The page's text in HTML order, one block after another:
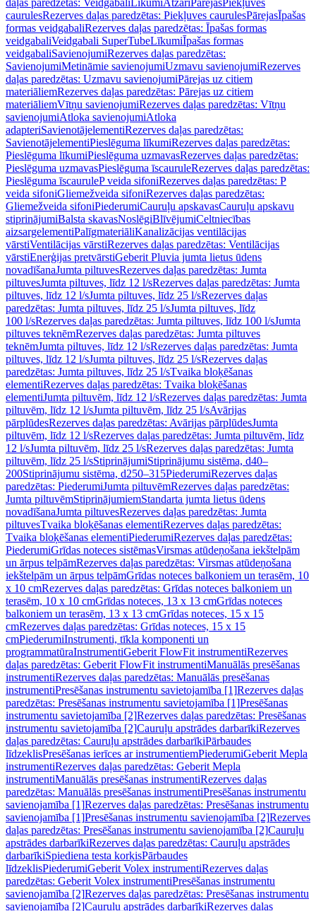
daļas paredzētas: Veidgabali LīkumiAtzari PārejasPiekļuves
caurulesRezerves daļas paredzētas: Piekļuves caurulesPārejasĪpašas
formas veidgabaliRezerves daļas paredzētas: Īpašas formas
veidgabaliVeidgabali SuperTubeLīkumiĪpašas formas
veidgabaliSavienojumiRezerves daļas paredzētas:
SavienojumiMetināmie savienojumiUzmavu savienojumiRezerves
daļas paredzētas: Uzmavu savienojumiPārejas uz citiem
materiāliemRezerves daļas paredzētas: Pārejas uz citiem
materiāliemVītņu savienojumiRezerves daļas paredzētas: Vītņu
savienojumiAtloka savienojumiAtloka
adapteriSavienotājelementiRezerves daļas paredzētas:
SavienotājelementiPieslēguma līkumiRezerves daļas paredzētas:
Pieslēguma līkumiPieslēguma uzmavasRezerves daļas paredzētas:
Pieslēguma uzmavasPieslēguma īscauruleRezerves daļas paredzētas:
Pieslēguma īscauruleP veida sifoniRezerves daļas paredzētas: P
veida sifoniGliemežveida sifoniRezerves daļas paredzētas:
Gliemežveida sifoniPiederumiCauruļu apskavasCauruļu apskavu
stiprinājumiBalsta skavasNoslēgiBlīvējumiCeltniecības
aizsargelementiPalīgmateriāliKanalizācijas ventilācijas
vārstiVentilācijas vārstiRezerves daļas paredzētas: Ventilācijas
vārstiEnerģijas pretvārstiGeberit Pluvia jumta lietus ūdens
novadīšanaJumta piltuvesRezerves daļas paredzētas: Jumta
piltuvesJumta piltuves, līdz 12 l/sRezerves daļas paredzētas: Jumta
piltuves, līdz 12 l/sJumta piltuves, līdz 25 l/sRezerves daļas
paredzētas: Jumta piltuves, līdz 25 l/sJumta piltuves, līdz
100 l/sRezerves daļas paredzētas: Jumta piltuves, līdz 100 l/sJumta
piltuves teknēmRezerves daļas paredzētas: Jumta piltuves
teknēmJumta piltuves, līdz 12 l/sRezerves daļas paredzētas: Jumta
piltuves, līdz 12 l/sJumta piltuves, līdz 25 l/sRezerves daļas
paredzētas: Jumta piltuves, līdz 25 l/sTvaika bloķēšanas
elementiRezerves daļas paredzētas: Tvaika bloķēšanas
elementiJumta piltuvēm, līdz 12 l/sRezerves daļas paredzētas: Jumta
piltuvēm, līdz 12 l/sJumta piltuvēm, līdz 25 l/sAvārijas
pārplūdesRezerves daļas paredzētas: Avārijas pārplūdesJumta
piltuvēm, līdz 12 l/sRezerves daļas paredzētas: Jumta piltuvēm, līdz
12 l/sJumta piltuvēm, līdz 25 l/sRezerves daļas paredzētas: Jumta
piltuvēm, līdz 25 l/sStiprinājumiStiprinājumu sistēma, d40–
200Stiprinājumu sistēma, d250–315PiederumiRezerves daļas
paredzētas: PiederumiJumta piltuvēmRezerves daļas paredzētas:
Jumta piltuvēmStiprinājumiemStandarta jumta lietus ūdens
novadīšanaJumta piltuvesRezerves daļas paredzētas: Jumta
piltuvesTvaika bloķēšanas elementiRezerves daļas paredzētas:
Tvaika bloķēšanas elementiPiederumiRezerves daļas paredzētas:
PiederumiGrīdas noteces sistēmasVirsmas atūdeņošana iekštelpām
un ārpus telpāmRezerves daļas paredzētas: Virsmas atūdeņošana
iekštelpām un ārpus telpāmGrīdas noteces balkoniem un terasēm, 10
x 10 cmRezerves daļas paredzētas: Grīdas noteces balkoniem un
terasēm, 10 x 10 cmGrīdas noteces, 13 x 13 cmGrīdas noteces
balkoniem un terasēm, 13 x 13 cmGrīdas noteces, 15 x 15
cmRezerves daļas paredzētas: Grīdas noteces, 15 x 15
cmPiederumiInstrumenti, tīkla komponenti un
programmatūraInstrumentiGeberit FlowFit instrumentiRezerves
daļas paredzētas: Geberit FlowFit instrumentiManuālās presēšanas
instrumentiRezerves daļas paredzētas: Manuālās presēšanas
instrumentiPresēšanas instrumentu savietojamība [1]Rezerves daļas
paredzētas: Presēšanas instrumentu savietojamība [1]Presēšanas
instrumentu savietojamība [2]Rezerves daļas paredzētas: Presēšanas
instrumentu savietojamība [2]Cauruļu apstrādes darbarīkiRezerves
daļas paredzētas: Cauruļu apstrādes darbarīkiPārbaudes
līdzeklisPresēšanas ierīces ar instrumentiemPiederumiGeberit Mepla
instrumentiRezerves daļas paredzētas: Geberit Mepla
instrumentiManuālās presēšanas instrumentiRezerves daļas
paredzētas: Manuālās presēšanas instrumentiPresēšanas instrumentu
savienojamība [1]Rezerves daļas paredzētas: Presēšanas instrumentu
savienojamība [1]Presēšanas instrumentu savienojamība [2]Rezerves
daļas paredzētas: Presēšanas instrumentu savienojamība [2]Cauruļu
apstrādes darbarīkiRezerves daļas paredzētas: Cauruļu apstrādes
darbarīkiSpiediena testa korķisPārbaudes
līdzeklisPiederumiGeberit Volex instrumentiRezerves daļas
paredzētas: Geberit Volex instrumentiPresēšanas instrumentu
savienojamība [2]Rezerves daļas paredzētas: Presēšanas instrumentu
savienojamība [2]Cauruļu apstrādes darbarīkiRezerves daļas